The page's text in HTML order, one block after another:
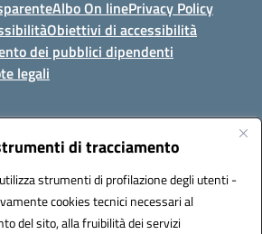
di tracciamento
strumenti di profilazione degli utenti -
cookies tecnici necessari al
del sito, alla fruibilità dei servizi
Albo On linePrivacy Policy
Obiettivi di accessibilità
dei pubblici dipendenti
legali
4 - Cefalù
(PEC):PAIC8AJ008@pec.istruzione.it